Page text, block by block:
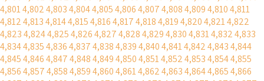
4,8014,8024,8034,8044,8054,8064,8074,8084,8094,8104,811
4,8124,8134,8144,8154,8164,8174,8184,8194,8204,8214,822
4,8234,8244,8254,8264,8274,8284,8294,8304,8314,8324,833
4,8344,8354,8364,8374,8384,8394,8404,8414,8424,8434,844
4,8454,8464,8474,8484,8494,8504,8514,8524,8534,8544,855
4,8564,8574,8584,8594,8604,8614,8624,8634,8644,8654,866